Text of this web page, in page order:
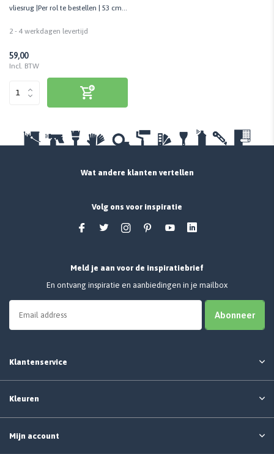
vliesrug |Per rol te bestellen | 53 cm
2 - 4 werkdagen levertijd
59,00
Incl. BTW
Wat andere klanten vertellen
Volg ons voor inspiratie
Meld je aan voor de inspiratiebrief
En ontvang inspiratie en aanbiedingen in je mailbox
Abonneer
Klantenservice
Kleuren
Mijn account